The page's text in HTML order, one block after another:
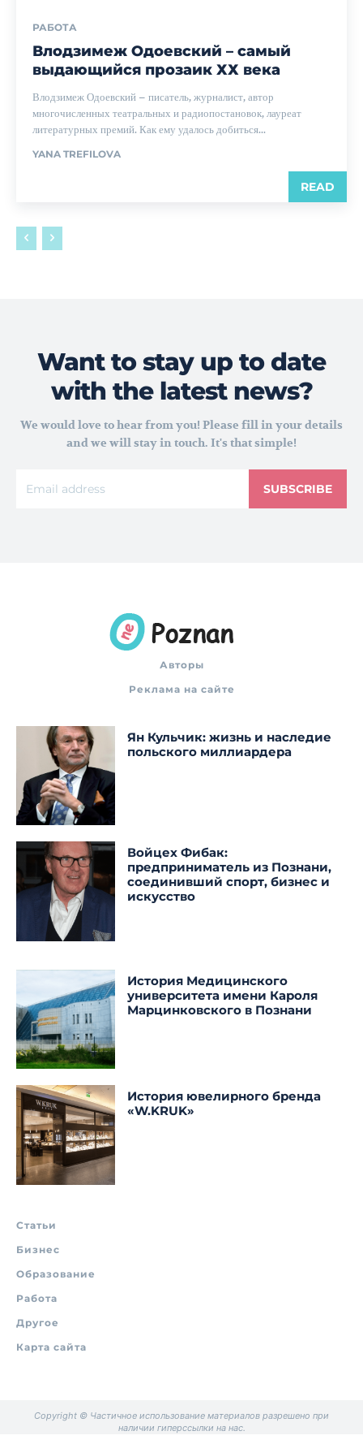
РАБОТА
Влодзимеж Одоевский – самый
выдающийся прозаик ХХ века
Влодзимеж Одоевский – писатель, журналист, автор
многочисленных театральных и радиопостановок, лауреат
литературных премий. Как ему удалось добиться...
YANA TREFILOVA
READ
Want to stay up to date
with the latest news?
We would love to hear from you! Please fill in your details
and we will stay in touch. It's that simple!
SUBSCRIBE
Авторы
Реклама на сайте
Ян Кульчик: жизнь и наследие
польского миллиардера
Войцех Фибак:
предприниматель из Познани,
соединивший спорт, бизнес и
искусство
История Медицинского
университета имени Кароля
Марцинковского в Познани
История ювелирного бренда
«W.KRUK»
Статьи
Бизнес
Образование
Работа
Другое
Карта сайта
Copyright © Частичное использование материалов разрешено при
наличии гиперссылки на нас.